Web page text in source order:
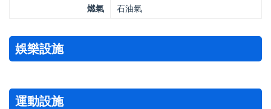
燃氣
石油氣
娛樂設施
運動設施